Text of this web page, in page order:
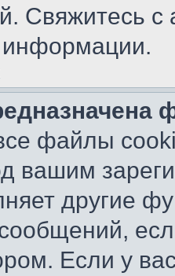
Свяжитесь
информации.
файлы
вашим
другие
Если у